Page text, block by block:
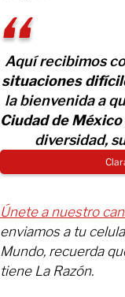
Aquí recibimos
situaciones
la bienvenida a
Ciudad de México
diversidad,
Únete a nuestro
enviamos a tu
Mundo, recuerda
tiene La Razón.